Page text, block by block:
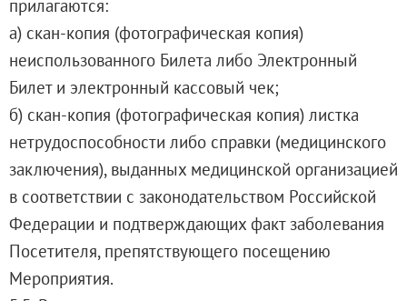
прилагаются:
а) скан-копия (фотографическая копия)
неиспользованного Билета либо Электронный
Билет и электронный кассовый чек;
б) скан-копия (фотографическая копия) листка
нетрудоспособности либо справки (медицинского
заключения), выданных медицинской организацией
в соответствии с законодательством Российской
Федерации и подтверждающих факт заболевания
Посетителя, препятствующего посещению
Мероприятия.